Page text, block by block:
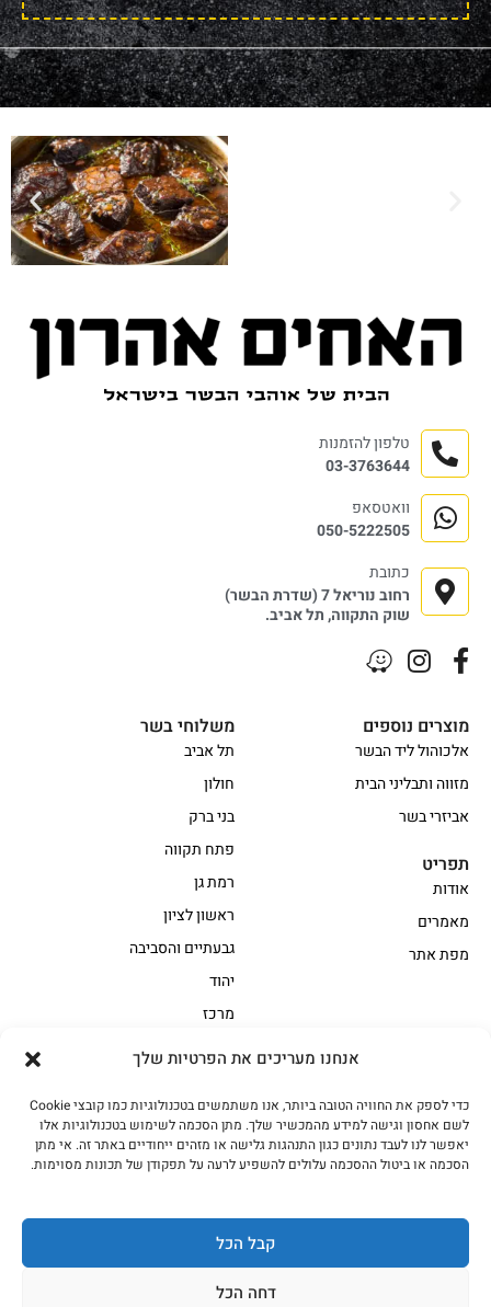
אנחנו מעריכים את הפרטיות שלך
כדי לספק את החוויה הטובה ביותר, אנו משתמשים בטכנולוגיות כמו קובצי Cookie
לשם אחסון וגישה למידע מהמכשיר שלך. מתן הסכמה לשימוש בטכנולוגיות אלו
יאפשר לנו לעבד נתונים כגון התנהגות גלישה או מזהים ייחודיים באתר זה. אי מתן
הסכמה או ביטול ההסכמה עלולים להשפיע לרעה על תפקודן של תכונות מסוימות.
קבל הכל
דחה הכל
אווז
בשר בקר משובח
בשר בקר עגלה משובח
בשר למעשנת
הודו
חלקים אחוריים
מיוחדי מסורת1
נתחי פנים
עוף
משלוחי בשר
תל אביב
חולון
בני ברק
פתח תקווה
רמת גן
ראשון לציון
גבעתיים והסביבה
יהוד
מרכז
מוצרים נוספים
אלכוהול ליד הבשר
מזווה ותבליני הבית
אביזרי בשר
תפריט
אודות
מאמרים
מפת אתר
טלפון להזמנות
03-3763644
וואטסאפ
050-5222505
כתובת
רחוב נוריאל 7 (שדרת הבשר)
שוק התקווה, תל אביב.